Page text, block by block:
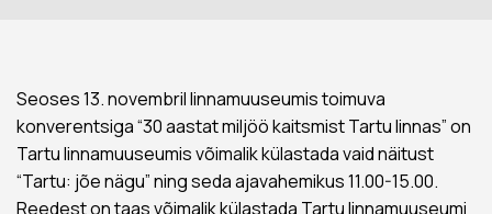
Seoses 13. novembril linnamuuseumis toimuva
konverentsiga “30 aastat miljöö kaitsmist Tartu linnas” on
Tartu linnamuuseumis võimalik külastada vaid näitust
“Tartu: jõe nägu” ning seda ajavahemikus 11.00-15.00.
Reedest on taas võimalik külastada Tartu linnamuuseumi